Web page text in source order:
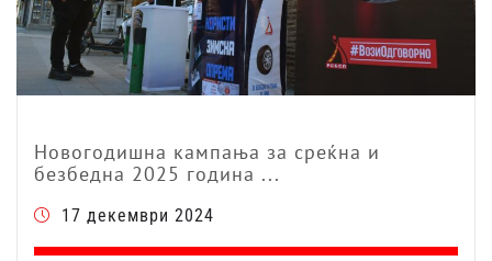
Новогодишна кампања за среќна и
безбедна 2025 година ...
17 декември 2024